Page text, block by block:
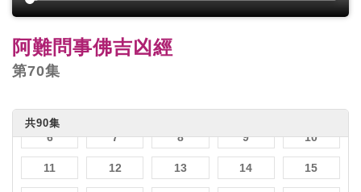
阿難問事佛吉凶經
第70集
共90集
1 2 3 4 5
6 7 8 9 10
11 12 13 14 15